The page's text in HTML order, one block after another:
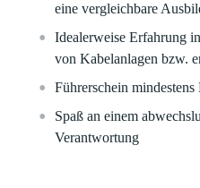
eine vergleichbare
Idealerweise Erfahrung
von Kabelanlagen bzw.
Führerschein
Spaß an einem
Verantwortung